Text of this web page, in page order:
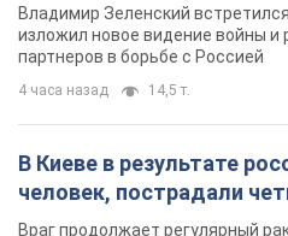
Владимир Зеленский
изложил новое видение войны
партнеров в борьбе с Россией
4 часа назад 14,5 т.
В Киеве в результате
человек, пострадали
Враг продолжает регулярный